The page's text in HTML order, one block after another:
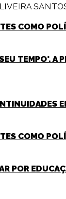
COMO
TEMPO'. A
COMO
POR